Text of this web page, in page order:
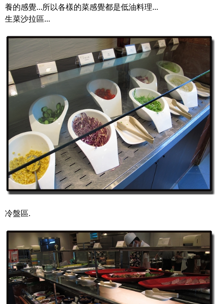
養的感覺...所以各樣的菜感覺都是低油料理...
生菜沙拉區...
冷盤區.